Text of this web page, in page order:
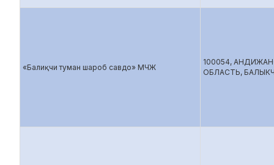
«Балиқчи туман шароб савдо» МЧЖ
100054,
ОБЛАСТЬ,